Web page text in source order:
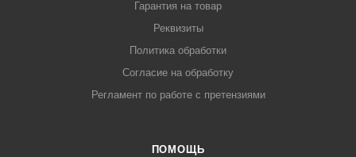
Гарантия на товар
Реквизиты
Политика обработки
Согласие на обработку
Регламент по работе с претензиями
ПОМОЩЬ